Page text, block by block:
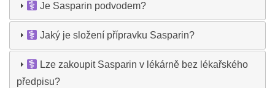
Je Sasparin podvodem?
Jaký je složení přípravku Sasparin?
Lze zakoupit Sasparin v lékárně bez lékařského
předpisu?